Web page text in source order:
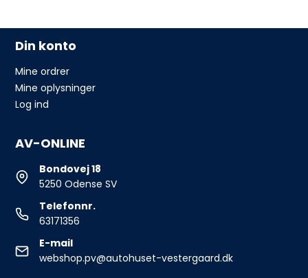
Din konto
Mine ordrer
Mine oplysninger
Log ind
AV-ONLINE
Bondovej 18
5250 Odense SV
Telefonnr.
63171356
E-mail
webshop.pv@autohuset-vestergaard.dk